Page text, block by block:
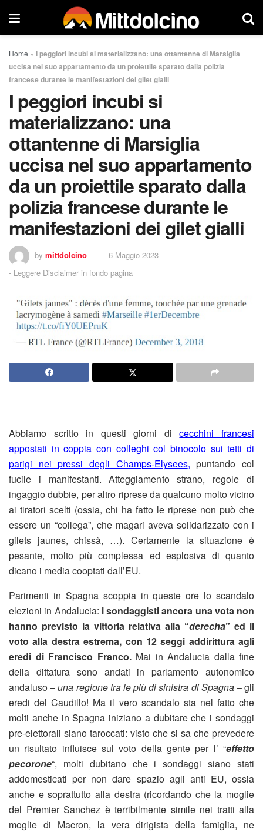
Home » I peggiori incubi si materializzano: una ottantenne di Marsiglia
uccisa nel suo appartamento da un proiettile sparato dalla polizia
francese durante le manifestazioni dei gilet gialli
I peggiori incubi si
materializzano: una
ottantenne di Marsiglia
uccisa nel suo appartamento
da un proiettile sparato dalla
polizia francese durante le
manifestazioni dei gilet gialli
by mittdolcino
6 Maggio 2023
- Leggere Disclaimer in fondo pagina
Abbiamo scritto in questi giorni dicecchini francesi
appostati in coppia con colleghi col binocolo sui tetti di
parigi nei pressi degli Champs-Elysees, puntando col
fucile i manifestanti. Atteggiamento strano, regole di
ingaggio dubbie, per altro riprese da qualcuno molto vicino
ai tiratori scelti (ossia, chi ha fatto le riprese non può che
essere un “collega”, che magari aveva solidarizzato con i
gilets jaunes, chissà, …). Certamente la situazione è
pesante, molto più complessa ed esplosiva di quanto
dicano i media cooptati dall’EU.
Parimenti in Spagna scoppia in queste ore lo scandalo
elezioni in Andalucia: i sondaggisti ancora una vota non
hanno previsto la vittoria relativa alla “derecha” ed il
voto alla destra estrema, con 12 seggi addirittura agli
eredi di Francisco Franco.Mai in Andalucia dalla fine
della dittatura sono andati in parlamento autonomico
andaluso –una regione tra le più di sinistra di Spagna– gli
eredi del Caudillo! Ma il vero scandalo sta nel fatto che
molti anche in Spagna iniziano a dubitare che i sondaggi
pre-elettorali siano taroccati: visto che si sa che prevedere
un risultato influisce sul voto della gente per l’ “effetto
pecorone“, molti dubitano che i sondaggi siano stati
addomesticati per non dare spazio agli anti EU, ossia
anche e soprattutto alla destra (ricordando che la moglie
del Premier Sanchez è terribilmente simile nei tratti alla
moglie di Macron, la vera dirigista della famiglia, ne